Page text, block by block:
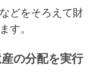
どをそろえて財
す。
の分配を実行